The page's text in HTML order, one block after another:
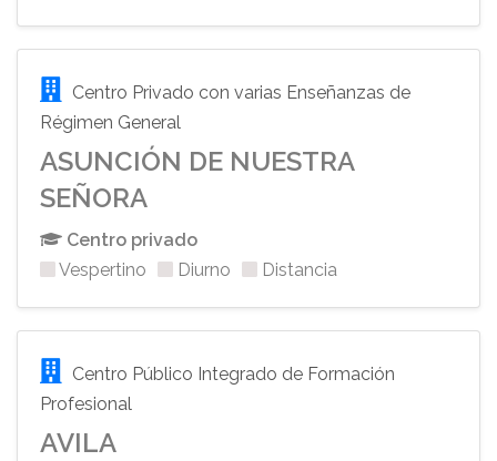
Centro Privado con varias Enseñanzas de
Régimen General
ASUNCIÓN DE NUESTRA
SEÑORA
Centro privado
Vespertino
Diurno Distancia
Centro Público Integrado de Formación
Profesional
AVILA